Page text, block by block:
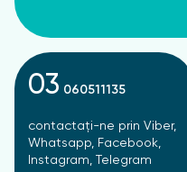
03 060511135
contactați-ne prin Viber,
Whatsapp, Facebook,
Instagram, Telegram